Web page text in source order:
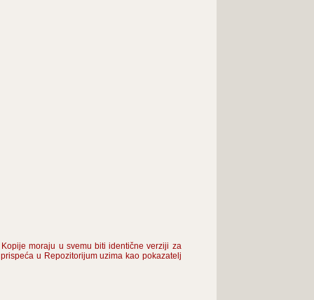
moraju u svemu biti identične verziji za
u Repozitorijum uzima kao pokazatelj